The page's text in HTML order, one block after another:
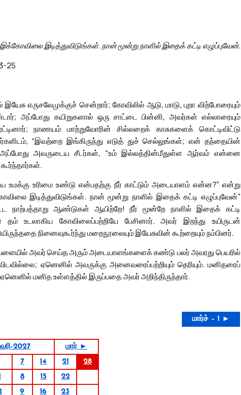
இக்கோவிலை இடித்துவிடுங்கள். நான் மூன்று நாளில் இதைக் கட்டி எழுப்புவேன்.
25
எருசலேமுக்குச் சென்றார்; கோவிலில் ஆடு, மாடு, புறா விற்போரையும்
அப்போது கயிறுகளால் ஒரு சாட்டை பின்னி, அவர்கள் எல்லாரையும்
நாணயம் மாற்றுவோரின் சில்லறைக் காசுகளைக் கொட்டிவிட்டு
“இவற்றை இங்கிருந்து எடுத் துச் செல்லுங்கள்; என் தந்தையின்
அவருடைய சீடர்கள், “உம் இல்லத்தின்மீதுள்ள ஆர்வம் என்னை
உரிமை உண்டு என்பதற்கு நீர் காட்டும் அடையாளம் என்ன?” என்று
இடித்துவிடுங்கள். நான் மூன்று நாளில் இதைக் கட்டி எழுப்புவேன்”
நாற்பத்தாறு ஆண்டுகள் ஆயிற்றே! நீர் மூன்றே நாளில் இதைக் கட்டி
உடலாகிய கோவிலைப்பற்றியே பேசினார். அவர் இறந்து உயிருடன்
நினைவுகூர்ந்து மறைநூலையும் இயேசுவின் கூற்றையும் நம்பினர்.
அவர் செய்த அரும் அடையாளங்களைக் கண்டு பலர் அவரது பெயரில்
ஏனெனில் அவருக்கு அனைவரைப்பற்றியும் தெரியும். மனிதரைப்
மனித உள்ளத்தில் இருப்பதை அவர் அறிந்திருந்தார்.
மார்ச் – 1 ►
2027
மார் ►
7 14 21
28
8 15
22
9 16 23